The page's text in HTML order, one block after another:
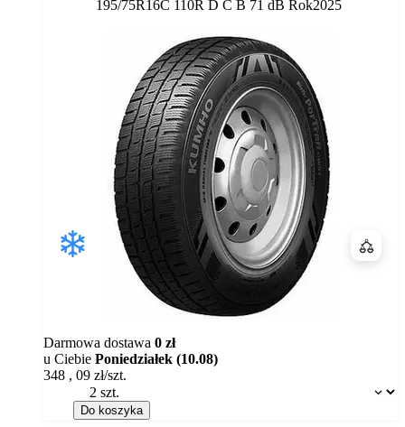
195/75R16C 110R Etykieta:
D C B 71 dB Rok2025
Dostępność:
Darmowa dostawa 0 zł
u Ciebie Poniedziałek (10.08)
348 , 09 zł/szt.
Do koszyka